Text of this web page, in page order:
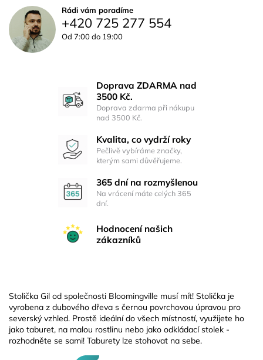
Rádi vám poradíme
+420 725 277 554
Od 7:00 do 19:00
Doprava ZDARMA nad
3500 Kč.
Doprava zdarma při nákupu
nad 3500 Kč.
Kvalita, co vydrží roky
Pečlivě vybíráme značky,
kterým sami důvěřujeme.
365 dní na rozmyšlenou
Na vrácení máte celých 365
dní.
Hodnocení našich
zákazníků
Stolička Gil od společnosti Bloomingville musí mít! Stolička je
vyrobena z dubového dřeva s černou povrchovou úpravou pro
severský vzhled. Prostě ideální do všech místností, využijete ho
jako taburet, na malou rostlinu nebo jako odkládací stolek -
rozhodněte se sami! Taburety lze stohovat na sebe.